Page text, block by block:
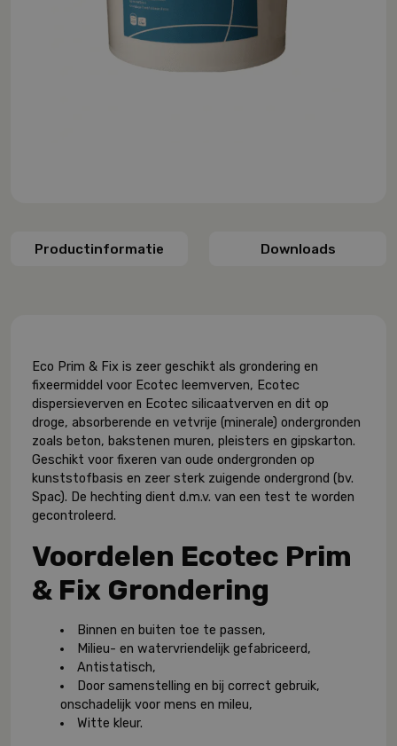
Productinformatie Downloads
Eco Prim & Fix is zeer geschikt als grondering en
fixeermiddel voor Ecotec leemverven, Ecotec
dispersieverven en Ecotec silicaatverven en dit op
droge, absorberende en vetvrije (minerale) ondergronden
zoals beton, bakstenen muren, pleisters en gipskarton.
Geschikt voor fixeren van oude ondergronden op
kunststofbasis en zeer sterk zuigende ondergrond (bv.
Spac). De hechting dient d.m.v. van een test te worden
gecontroleerd.
Voordelen Ecotec Prim
& Fix Grondering
Binnen en buiten toe te passen,
Milieu- en watervriendelijk gefabriceerd,
Antistatisch,
Door samenstelling en bij correct gebruik,
onschadelijk voor mens en mileu,
Witte kleur.